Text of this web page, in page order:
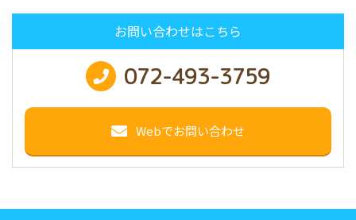
お問い合わせはこちら
072-493-3759
Webでお問い合わせ